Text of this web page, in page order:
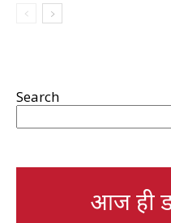
Search
आज ही